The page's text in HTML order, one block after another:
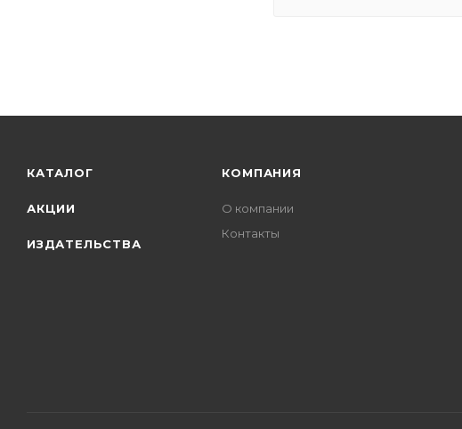
КАТАЛОГ
АКЦИИ
ИЗДАТЕЛЬСТВА
КОМПАНИЯ
О компании
Контакты